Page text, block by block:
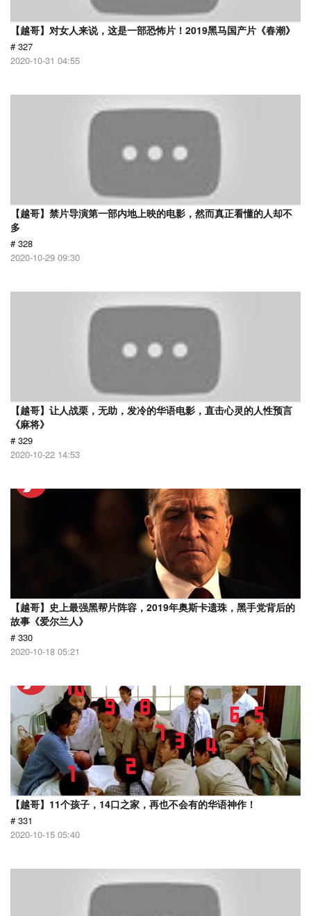
【越哥】对女人来说，这是一部恐怖片！2019黑马国产片《春潮》
# 327
2020-10-31 04:55
【越哥】禁片导演第一部内地上映的电影，然而真正看懂的人却不
多
# 328
2020-10-29 09:30
【越哥】让人战栗，无助，发冷的华语电影，直击心灵的人性预言
《麻将》
# 329
2020-10-22 14:53
【越哥】史上最强黑帮片阵容，2019年奥斯卡遗珠，黑手党背后的
故事《爱尔兰人》
# 330
2020-10-18 05:21
【越哥】11个孩子，14口之家，再也不会有的华语神作！
# 331
2020-10-15 05:40